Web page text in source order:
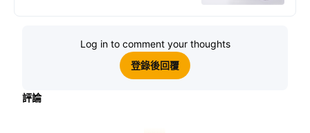
Log in to comment your thoughts
登錄後回覆
評論